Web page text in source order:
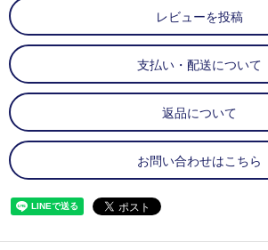
レビューを投稿
支払い・配送について
返品について
お問い合わせはこちら